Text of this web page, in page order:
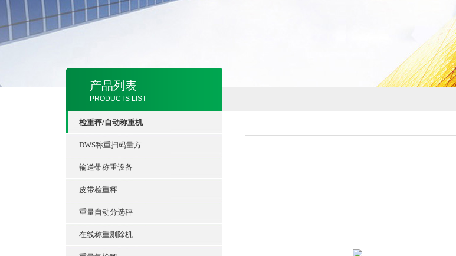
产品列表
PRODUCTS LIST
检重秤/自动称重机
DWS称重扫码量方
输送带称重设备
皮带检重秤
重量自动分选秤
在线称重剔除机